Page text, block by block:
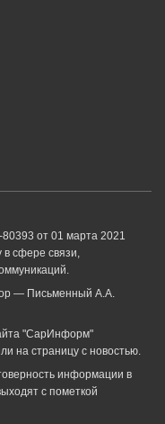
от 01 марта 2021
в сфере связи,
— Письменный А.А.
"СарИнформ"
на страницу с новостью.
информации в
с пометкой